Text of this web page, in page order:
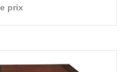
prix